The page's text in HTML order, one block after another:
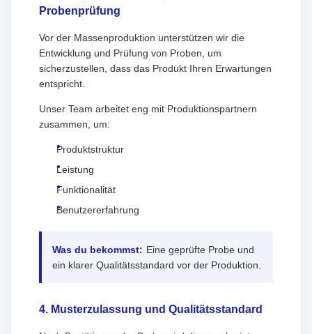
Probenprüfung
Vor der Massenproduktion unterstützen wir die
Entwicklung und Prüfung von Proben, um
sicherzustellen, dass das Produkt Ihren Erwartungen
entspricht.
Unser Team arbeitet eng mit Produktionspartnern
zusammen, um:
Produktstruktur
Leistung
Funktionalität
Benutzererfahrung
Was du bekommst: Eine geprüfte Probe und
ein klarer Qualitätsstandard vor der Produktion.
4. Musterzulassung und Qualitätsstandard